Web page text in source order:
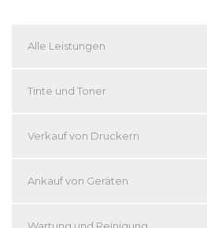
Alle Leistungen
Tinte und Toner
Verkauf von Druckern
Ankauf von Geräten